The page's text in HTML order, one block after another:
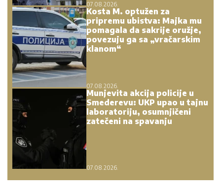
07.08.2026.
Kosta M. optužen za
pripremu ubistva: Majka mu
pomagala da sakrije oružje,
povezuju ga sa „vračarskim
klanom“
07.08.2026.
Munjevita akcija policije u
Smederevu: UKP upao u tajnu
laboratoriju, osumnjičeni
zatečeni na spavanju
07.08.2026.